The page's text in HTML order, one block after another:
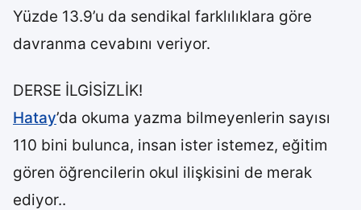
Yüzde 13.9’u da sendikal farklılıklara göre
davranma cevabını veriyor.
DERSE İLGİSİZLİK!
Hatay’da okuma yazma bilmeyenlerin sayısı
110 bini bulunca, insan ister istemez, eğitim
gören öğrencilerin okul ilişkisini de merak
ediyor..